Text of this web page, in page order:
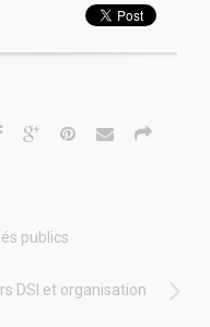
publics
DSI et organisation